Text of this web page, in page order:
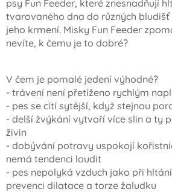
psy Fun Feeder, které znesnadňují
tvarovaného dna do různých
jeho krmení. Misky Fun Feeder
nevíte, k čemu je to dobré?
V čem je pomalé jedení výhodné?
- trávení není přetíženo rychlým
- pes se cítí sytější, když stejnou
- delší žvýkání vytvoří více slin a ty
živin
- dobývání potravy uspokojí
nemá tendenci loudit
- pes nepolyká vzduch jako při
prevenci dilatace a torze žaludku